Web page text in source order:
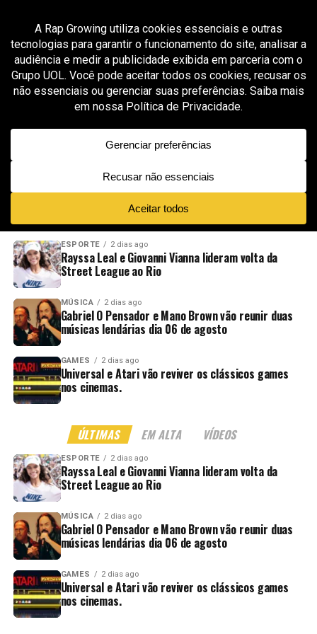
All posts tagged "Moves"
GROOVER X RAP GROWING 1 mês ago
Lachi transforma música infantil em
ferramenta de inclusão no projeto
“Magnificent”
NOVIDADES EM ALTA VÍDEOS
ESPORTE 2 dias ago
Rayssa Leal e Giovanni Vianna lideram volta da
Street League ao Rio
MÚSICA 2 dias ago
Gabriel O Pensador e Mano Brown vão reunir duas
músicas lendárias dia 06 de agosto
GAMES 2 dias ago
Universal e Atari vão reviver os clássicos games
nos cinemas.
ÚLTIMAS EM ALTA VÍDEOS
ESPORTE 2 dias ago
Rayssa Leal e Giovanni Vianna lideram volta da
Street League ao Rio
MÚSICA 2 dias ago
Gabriel O Pensador e Mano Brown vão reunir duas
músicas lendárias dia 06 de agosto
GAMES 2 dias ago
Universal e Atari vão reviver os clássicos games
nos cinemas.